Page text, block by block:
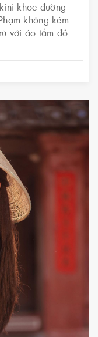
khoe đường
không kém
với áo tắm đỏ